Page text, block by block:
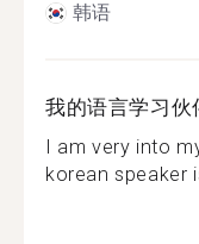
韩语
我的语言学习伙
I am very into
korean speaker